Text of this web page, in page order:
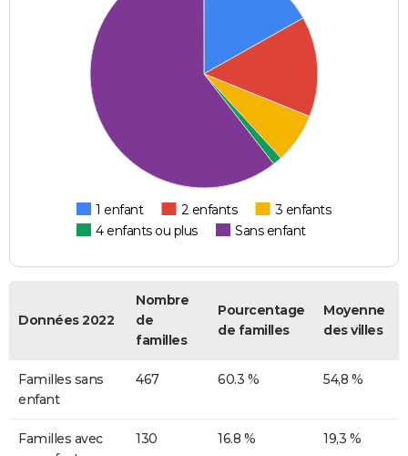
1 enfant 2 enfants
3 enfants
4 enfants ou plus
Sans enfant
Données 2022
Nombre
de
familles
Pourcentage
de familles
Moyenne
des villes
Familles sans
enfant
467 60.3 % 54,8 %
Familles avec
130 16.8 % 19,3 %